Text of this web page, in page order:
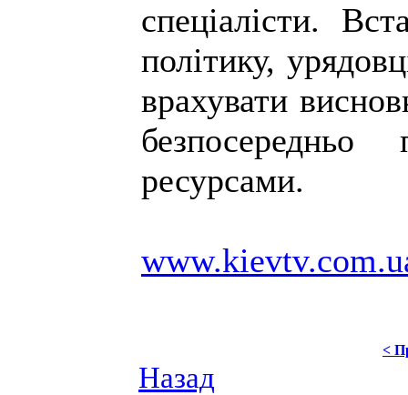
спеціалісти.
політику,
врахувати
ресурсами.
<
Назад